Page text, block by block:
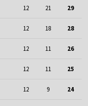
12 21 29
12 18 28
12 11 26
12 11 25
12 9 24